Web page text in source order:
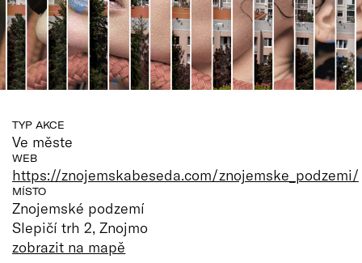
TYP AKCE
Ve měste
WEB
https://znojemskabeseda.com/znojemske_podzemi/
MÍSTO
Znojemské podzemí
Slepičí trh 2, Znojmo
zobrazit na mapě